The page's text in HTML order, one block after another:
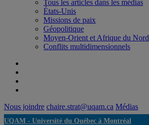
Tous les articles dans les médias
États-Unis
Missions de paix
Géopolitique
Moyen-Orient et Afrique du Nord
Conflits multidimensionnels
Nous joindre chaire.strat@uqam.ca Médias
UQAM - Université du Québec à Montréal